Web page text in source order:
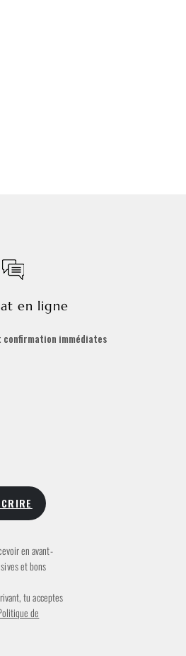
en ligne
confirmation immédiates
en avant-
et bons
tu acceptes
de